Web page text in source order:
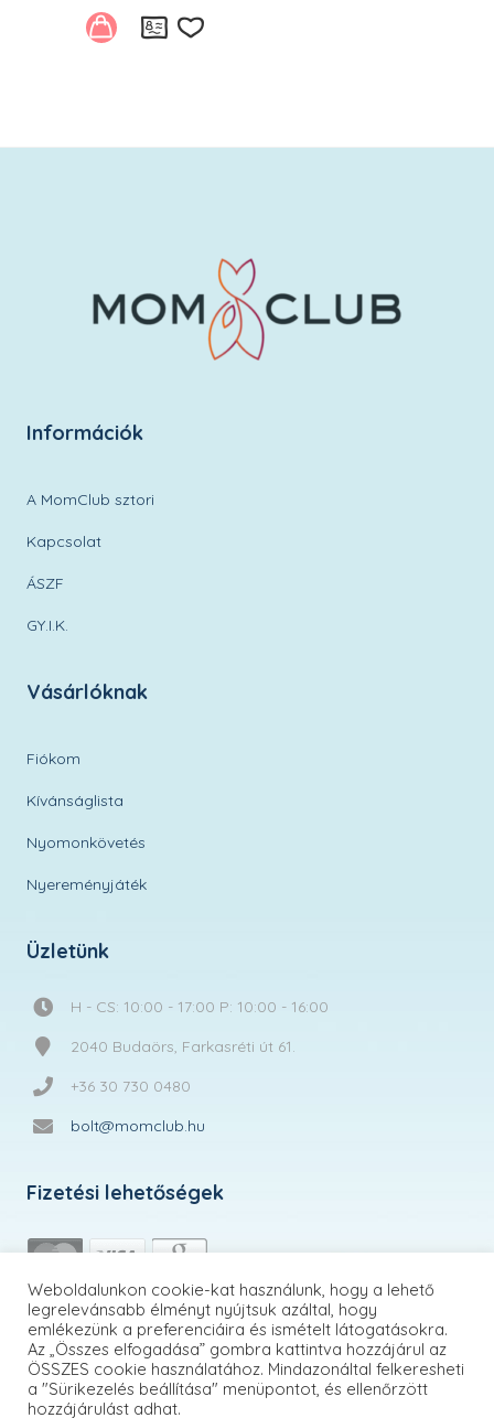
Információk
A MomClub sztori
Kapcsolat
ÁSZF
GY.I.K.
Vásárlóknak
Fiókom
Kívánságlista
Nyomonkövetés
Nyereményjáték
Üzletünk
H - CS: 10:00 - 17:00 P: 10:00 - 16:00
2040 Budaörs, Farkasréti út 61.
+36 30 730 0480
bolt@momclub.hu
Fizetési lehetőségek
Weboldalunkon cookie-kat használunk, hogy a lehető
legrelevánsabb élményt nyújtsuk azáltal, hogy
emlékezünk a preferenciáira és ismételt látogatásokra.
Az „Összes elfogadása” gombra kattintva hozzájárul az
ÖSSZES cookie használatához. Mindazonáltal felkeresheti
a "Sürikezelés beállítása" menüpontot, és ellenőrzött
hozzájárulást adhat.